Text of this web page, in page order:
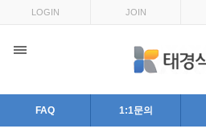
LOGIN JOIN
FAQ 1:1문의